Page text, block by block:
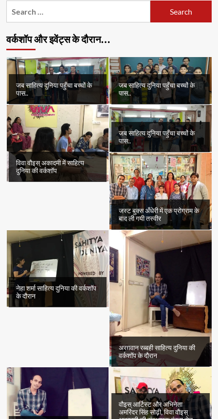
उनको
याद
करते
उनके
शे’र…
वर्कशॉप और इवेंट्स के दौरान…
जब साहित्य दुनिया पहुँचा बच्चों के
पास..
जब साहित्य दुनिया पहुँचा बच्चों के
पास..
विवा वौइस् अकादमी में साहित्य
दुनिया की वर्कशॉप
जब साहित्य दुनिया पहुँचा बच्चों के
पास..
जस्ट बुक्स अँधेरी में एक प्रोग्राम के
बाद ली गयी तस्वीर
नेहा शर्मा साहित्य दुनिया की वर्कशॉप
के दौरान
अरग़वान रब्बही साहित्य दुनिया की
वर्कशॉप के दौरान
वौइस् आर्टिस्ट और अभिनेता
अमरिंदर सिंह सोढ़ी, विवा वौइस्